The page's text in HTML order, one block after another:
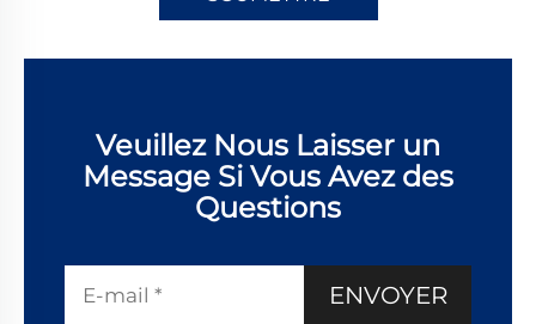
Veuillez Nous Laisser un
Message Si Vous Avez des
Questions
ENVOYER